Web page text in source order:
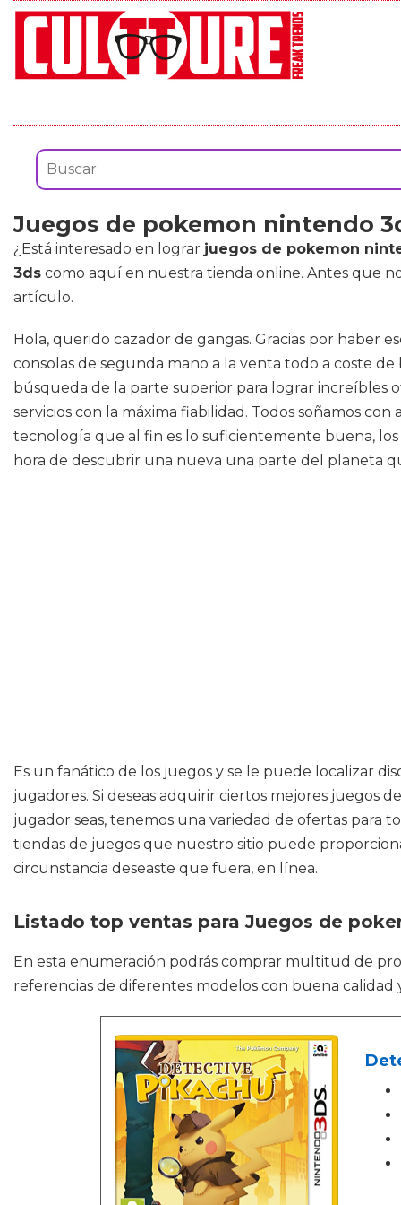
Juegos de pokemon nintendo
¿Está interesado en lograr juegos de pokemon
3ds como aquí en nuestra tienda online. Antes que
artículo.
Hola, querido cazador de gangas. Gracias por haber
consolas de segunda mano a la venta todo a coste
búsqueda de la parte superior para lograr increíbles
servicios con la máxima fiabilidad. Todos soñamos
tecnología que al fin es lo suficientemente buena,
hora de descubrir una nueva una parte del planeta
Es un fanático de los juegos y se le puede localizar
jugadores. Si deseas adquirir ciertos mejores juegos
jugador seas, tenemos una variedad de ofertas para
tiendas de juegos que nuestro sitio puede
circunstancia deseaste que fuera, en línea.
Listado top ventas para Juegos de
En esta enumeración podrás comprar multitud de
referencias de diferentes modelos con buena